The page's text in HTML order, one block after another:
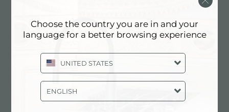
Choose the country you are in and your
language for a better browsing experience
UNITED STATES
ENGLISH